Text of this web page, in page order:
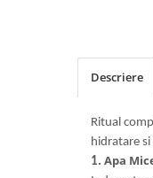
Descriere
Ritual
hidratare
1. Apa